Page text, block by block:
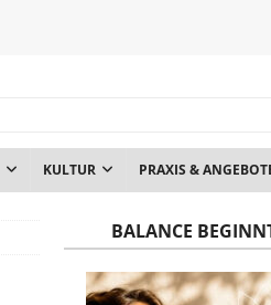
KULTUR PRAXIS &
BALANCE